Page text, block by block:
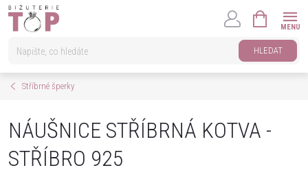
Přejít
HLEDAT
KOŠÍK
Stříbrné šperky
NÁUŠNICE STŘÍBRNÁ KOTVA -
STŘÍBRO 925